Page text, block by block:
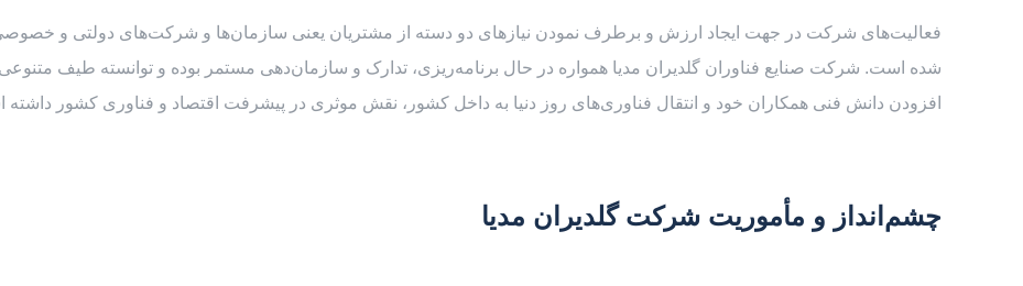
فعالیت‌های شرکت در جهت ایجاد ارزش و برطرف نمودن نیازهای دو دسته از مشتریان یعنی سازمان‌ها و شرکت‌های دولتی و خصوصی
شده است. شرکت صنایع فناوران گلدیران مدیا همواره در حال برنامه‌ریزی، تدارک و سازمان‌دهی مستمر بوده و توانسته طیف متنوعی
افزودن دانش فنی همکاران خود و انتقال فناوری‌های روز دنیا به داخل کشور، نقش موثری در پیشرفت اقتصاد و فناوری کشور
چشم‌انداز و مأموریت شرکت گلدیران مدیا